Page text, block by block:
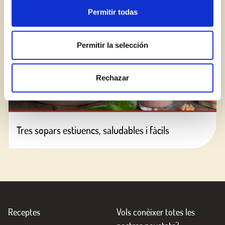
Permitir todas
Permitir la selección
Rechazar
Tres sopars estiuencs, saludables i fàcils
Receptes
Vols conèixer totes les